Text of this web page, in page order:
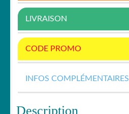
LIVRAISON
CODE PROMO
INFOS COMPLÉMENTAIRES
Description